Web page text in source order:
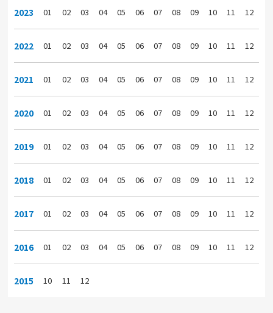
2023 01 02 03 04 05 06 07 08 09 10 11 12
2022 01 02 03 04 05 06 07 08 09 10 11 12
2021 01 02 03 04 05 06 07 08 09 10 11 12
2020 01 02 03 04 05 06 07 08 09 10 11 12
2019 01 02 03 04 05 06 07 08 09 10 11 12
2018 01 02 03 04 05 06 07 08 09 10 11 12
2017 01 02 03 04 05 06 07 08 09 10 11 12
2016 01 02 03 04 05 06 07 08 09 10 11 12
2015 10 11 12